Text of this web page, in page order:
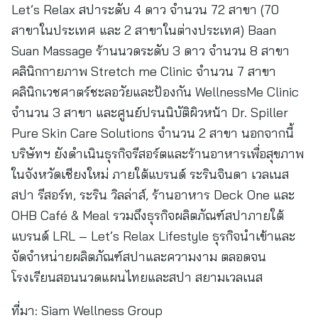
Let’s Relax สปาระดับ 4 ดาว จำนวน 72 สาขา (70
สาขาในประเทศ และ 2 สาขาในต่างประเทศ) Baan
Suan Massage ร้านนวดระดับ 3 ดาว จำนวน 8 สาขา
คลินิกกายภาพ Stretch me Clinic จำนวน 7 สาขา
คลินิกเวชศาตร์ชะลอวัยและป้องกัน WellnessMe Clinic
จำนวน 3 สาขา และศูนย์ปรนนิบัติผิวหน้า Dr. Spiller
Pure Skin Care Solutions จำนวน 2 สาขา นอกจากนี้
บริษัทฯ ยังดำเนินธุรกิจรีสอร์ตและร้านอาหารเพื่อสุขภาพ
ในจังหวัดเชียงใหม่ ภายใต้แบรนด์ ระรินจินดา เวลเนส
สปา รีสอร์ท, ระริน วิลล่าส์, ร้านอาหาร Deck One และ
OHB Café & Meal รวมถึงธุรกิจผลิตภัณฑ์สปาภายใต้
แบรนด์ LRL – Let’s Relax Lifestyle ธุรกิจนำเข้าและ
จัดจำหน่ายผลิตภัณฑ์สปาและความงาม ตลอดจน
โรงเรียนสอนนวดแผนไทยและสปา สยามเวลเนส
ที่มา: Siam Wellness Group